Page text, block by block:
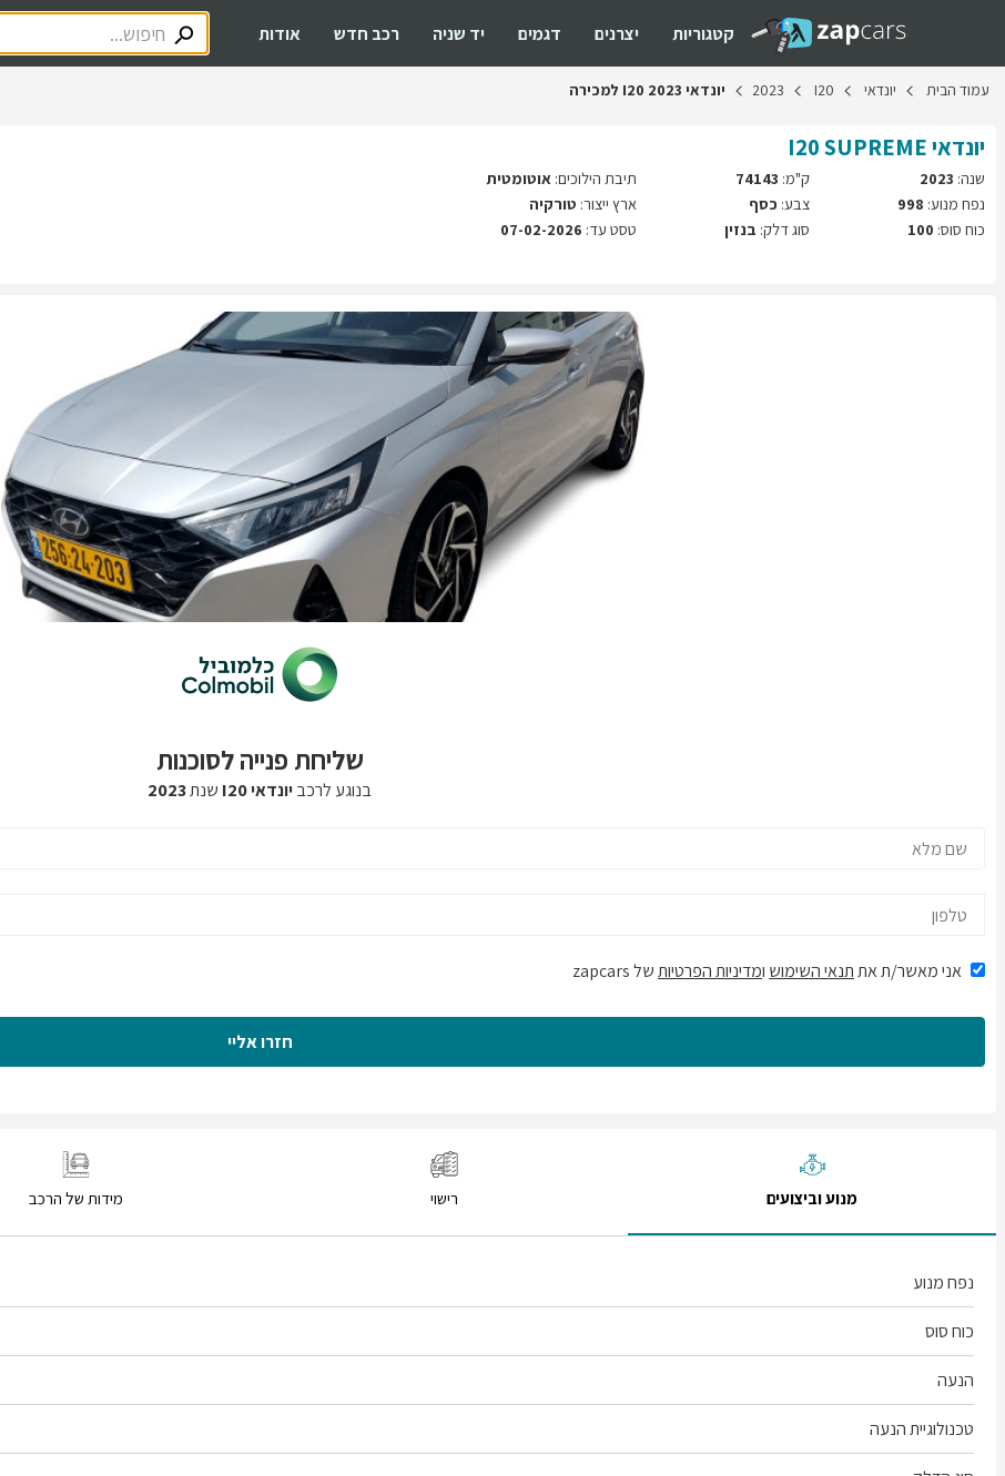
קטגוריות יצרנים דגמים יד שניה רכב חדש אודות
עמוד הבית יונדאי I20
2023 יונדאי I20 2023 למכירה
יונדאי I20SUPREME
שנה: 2023
נפח מנוע: 998
כוח סוס: 100
ק"מ: 74143
צבע: כסף
סוג דלק: בנזין
תיבת הילוכים: אוטומטית
ארץ ייצור: טורקיה
טסט עד: 07-02-2026
שליחת פנייה לסוכנות
בנוגע לרכביונדאי I20 שנת2023
אני מאשר/ת אתתנאי השימוש ומדיניות הפרטיותשל zapcars
חזרו אליי
מנוע וביצועים רישוי מידות של הרכב
נפח מנוע
כוח סוס
הנעה
טכנולוגיית הנעה